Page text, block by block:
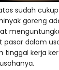
sudah
goreng
pasar dalam
tinggal kerja